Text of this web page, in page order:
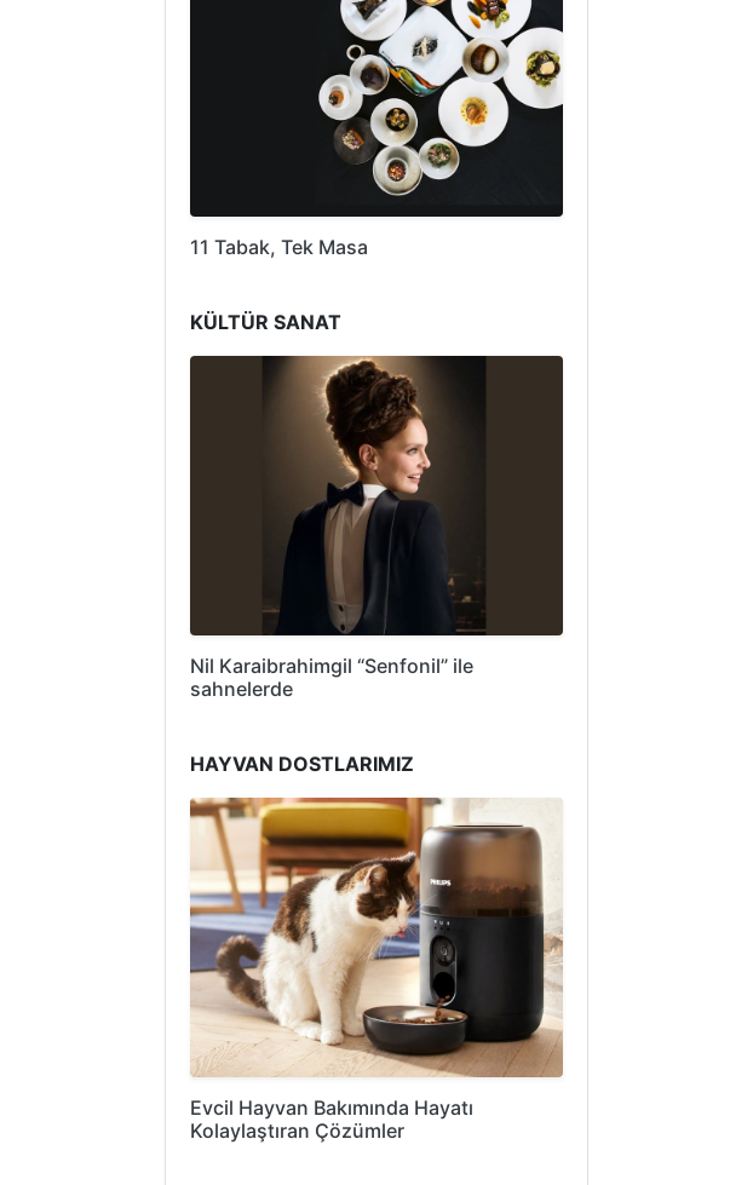
11 Tabak, Tek Masa
KÜLTÜR SANAT
Nil Karaibrahimgil “Senfonil” ile
sahnelerde
HAYVAN DOSTLARIMIZ
Evcil Hayvan Bakımında Hayatı
Kolaylaştıran Çözümler